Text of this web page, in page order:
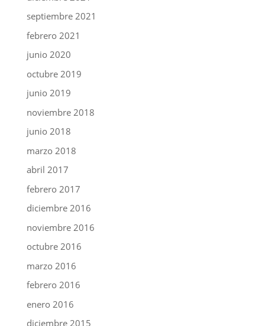
septiembre 2021
febrero 2021
junio 2020
octubre 2019
junio 2019
noviembre 2018
junio 2018
marzo 2018
abril 2017
febrero 2017
diciembre 2016
noviembre 2016
octubre 2016
marzo 2016
febrero 2016
enero 2016
diciembre 2015